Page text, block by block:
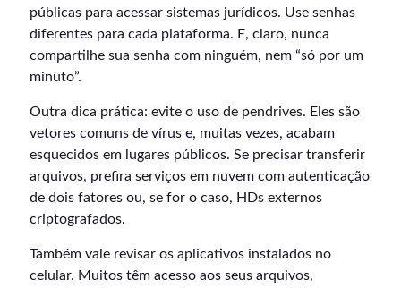
públicas para acessar sistemas jurídicos. Use senhas
diferentes para cada plataforma. E, claro, nunca
compartilhe sua senha com ninguém, nem “só por um
minuto”.
Outra dica prática: evite o uso de pendrives. Eles são
vetores comuns de vírus e, muitas vezes, acabam
esquecidos em lugares públicos. Se precisar transferir
arquivos, prefira serviços em nuvem com autenticação
de dois fatores ou, se for o caso, HDs externos
criptografados.
Também vale revisar os aplicativos instalados no
celular. Muitos têm acesso aos seus arquivos,